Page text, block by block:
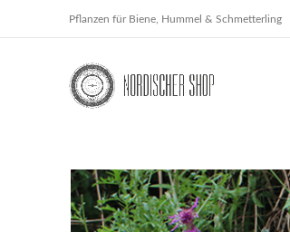
Pflanzen für Biene, Hummel & Schmetterling